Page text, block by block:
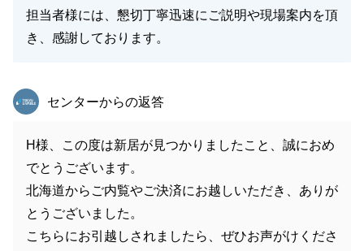
担当者様には、懇切丁寧迅速にご説明や現場案内を頂
き、感謝しております。
東急リバブル
センターからの返答
H様、この度は新居が見つかりましたこと、誠におめ
でとうございます。
北海道からご内覧やご決済にお越しいただき、ありが
とうございました。
こちらにお引越しされましたら、ぜひお声がけくださ